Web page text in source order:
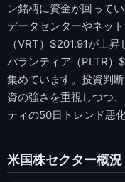
ン銘柄に資金が回って
データセンターやネッ
（VRT）$201.91が上
パランティア（PLTR）
集めています。投資判
資の強さを重視しつつ
ティの50日トレンド悪
米国株セクター概況